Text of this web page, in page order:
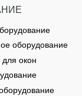
оборудование
окон